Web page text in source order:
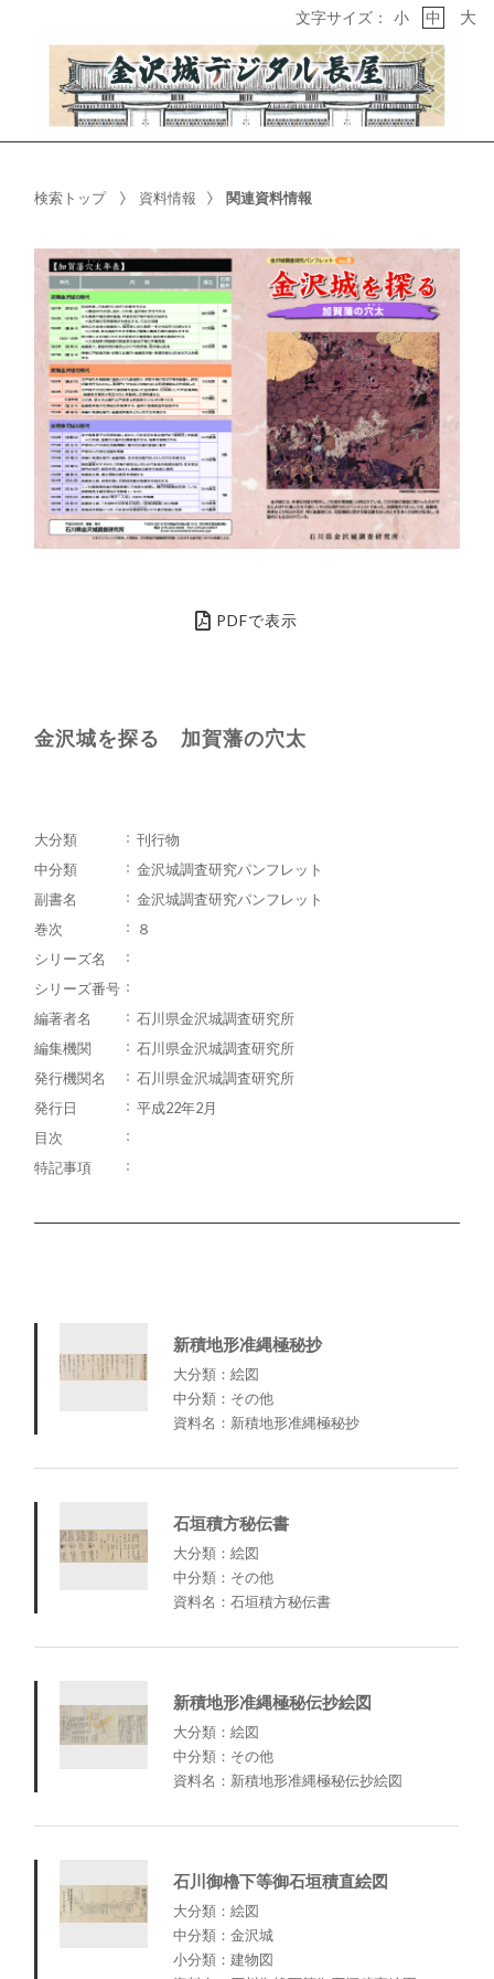
文字サイズ： 小 中 大
検索トップ 資料情報 関連資料情報
PDFで表示
金沢城を探る 加賀藩の穴太
大分類
刊行物
中分類
金沢城調査研究パンフレット
副書名
金沢城調査研究パンフレット
巻次
８
シリーズ名
シリーズ番号
編著者名
石川県金沢城調査研究所
編集機関
石川県金沢城調査研究所
発行機関名
石川県金沢城調査研究所
発行日
平成22年2月
目次
特記事項
新積地形准縄極秘抄
大分類：絵図
中分類：その他
資料名：新積地形准縄極秘抄
石垣積方秘伝書
大分類：絵図
中分類：その他
資料名：石垣積方秘伝書
新積地形准縄極秘伝抄絵図
大分類：絵図
中分類：その他
資料名：新積地形准縄極秘伝抄絵図
石川御櫓下等御石垣積直絵図
大分類：絵図
中分類：金沢城
小分類：建物図